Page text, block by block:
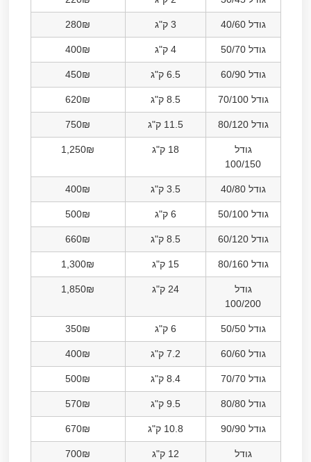
גודל 40/60 3 ק"ג 280₪
גודל 50/70 4 ק"ג 400₪
גודל 60/90 6.5 ק"ג 450₪
גודל 70/100 8.5 ק"ג 620₪
גודל 80/120 11.5 ק"ג 750₪
גודל
100/150
18 ק"ג 1,250₪
גודל 40/80 3.5 ק"ג 400₪
גודל 50/100 6 ק"ג 500₪
גודל 60/120 8.5 ק"ג 660₪
גודל 80/160 15 ק"ג 1,300₪
גודל
100/200
24 ק"ג 1,850₪
גודל 50/50 6 ק"ג 350₪
גודל 60/60 7.2 ק"ג 400₪
גודל 70/70 8.4 ק"ג 500₪
גודל 80/80 9.5 ק"ג 570₪
גודל 90/90 10.8 ק"ג 670₪
גודל
12 ק"ג 700₪